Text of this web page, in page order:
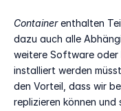
Container enthalten
dazu auch alle
weitere Software oder
installiert werden
den Vorteil, dass wir
replizieren können